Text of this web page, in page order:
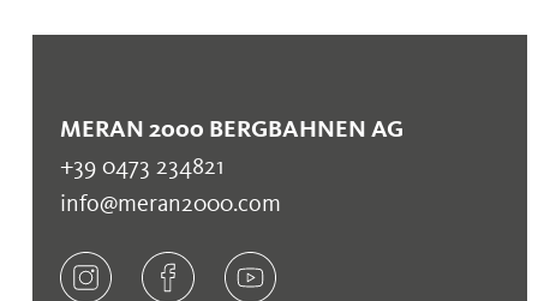
MERAN 2000 BERGBAHNEN AG
+39 0473 234821
info@meran2000.com